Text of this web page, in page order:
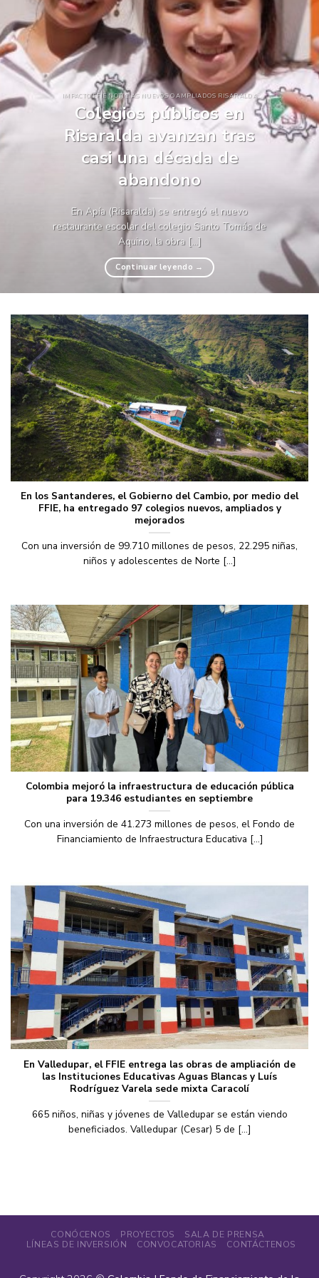
IMPACTO FFIE NOTICIAS NUEVOS O AMPLIADOS RISARALDA
Colegios públicos en
Risaralda avanzan tras
casi una década de
abandono
En Apía (Risaralda) se entregó el nuevo
restaurante escolar del colegio Santo Tomás de
Aquino, la obra [...]
Continuar leyendo →
En los Santanderes, el Gobierno del Cambio, por medio del
FFIE, ha entregado 97 colegios nuevos, ampliados y
mejorados
Con una inversión de 99.710 millones de pesos, 22.295 niñas,
niños y adolescentes de Norte [...]
Colombia mejoró la infraestructura de educación pública
para 19.346 estudiantes en septiembre
Con una inversión de 41.273 millones de pesos, el Fondo de
Financiamiento de Infraestructura Educativa [...]
En Valledupar, el FFIE entrega las obras de ampliación de
las Instituciones Educativas Aguas Blancas y Luís
Rodríguez Varela sede mixta Caracolí
665 niños, niñas y jóvenes de Valledupar se están viendo
beneficiados. Valledupar (Cesar) 5 de [...]
CONÓCENOS PROYECTOS
SALA DE PRENSA
LÍNEAS DE INVERSIÓN
CONVOCATORIAS CONTÁCTENOS